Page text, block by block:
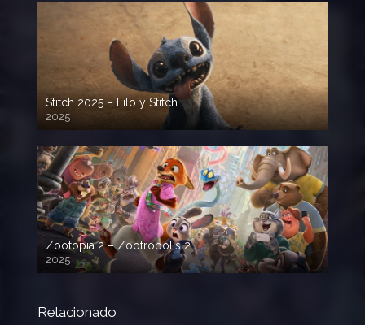
Stitch 2025 – Lilo y Stitch
2025
720p HD
Zootopia 2 – Zootropolis 2
2025
720p HD
Relacionado